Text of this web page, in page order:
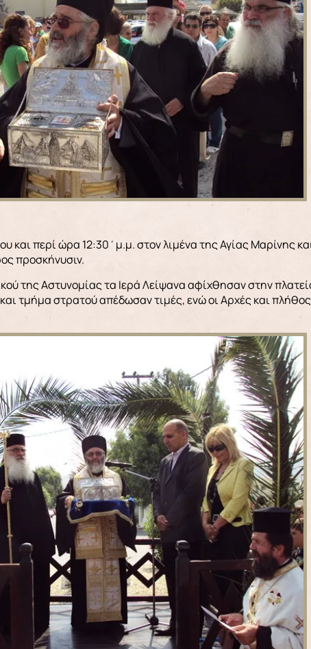
και περί ώρα 12:30΄μ.μ. στον λιμένα της Αγίας Μαρίνης
προσκήνυσιν.
της Αστυνομίας τα Ιερά Λείψανα αφίχθησαν στην
τμήμα στρατού απέδωσαν τιμές, ενώ οι Αρχές και